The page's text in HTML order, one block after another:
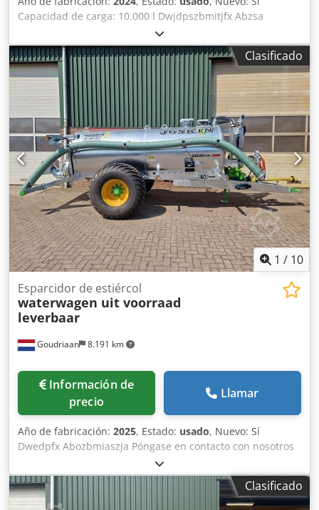
Capacidad de carga: 10.000 l Dwjdpszbmitjfx Abzsa
Clasificado
1 / 10
Goudriaan 8.191 km
Esparcidor de estiércol
waterwagen uit voorraad
leverbaar
Información de
precio
Llamar
Año de fabricación: 2025, Estado: usado, Nuevo: Sí
Dwedpfx Abozbmiaszja Póngase en contacto con nosotros
Clasificado